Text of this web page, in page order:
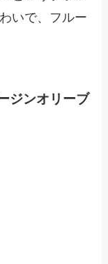
いで、フルー
ジンオリーブ